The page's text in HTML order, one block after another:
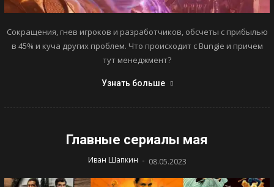
Сокращения, гнев игроков и разработчиков, обсчеты с прибылью
в 45% и куча других проблем. Что происходит с Bungie и причем
тут менеджмент?
Узнать больше
Главные сериалы мая
Иван Шапкин - 08.05.2023